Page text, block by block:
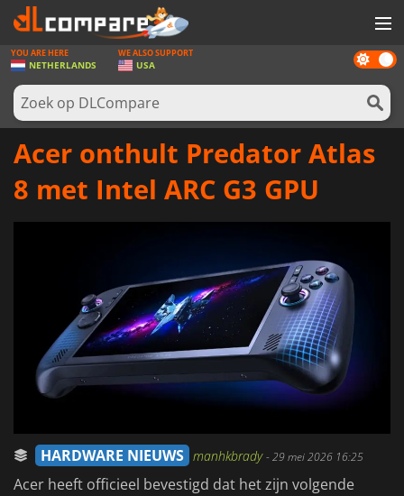
SPELLEN
GAME CARDS
SOFTWARE
Dark
mode
YOU ARE HERE
NETHERLANDS
WE ALSO SUPPORT
USA
Acer onthult Predator Atlas
8 met Intel ARC G3 GPU
HARDWARE NIEUWS manhkbrady-29 mei 2026 16:25
Acer heeft officieel bevestigd dat het zijn volgende